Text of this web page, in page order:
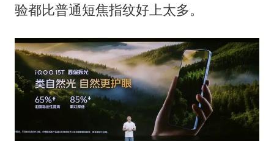
验都比普通短焦指纹好上太多。